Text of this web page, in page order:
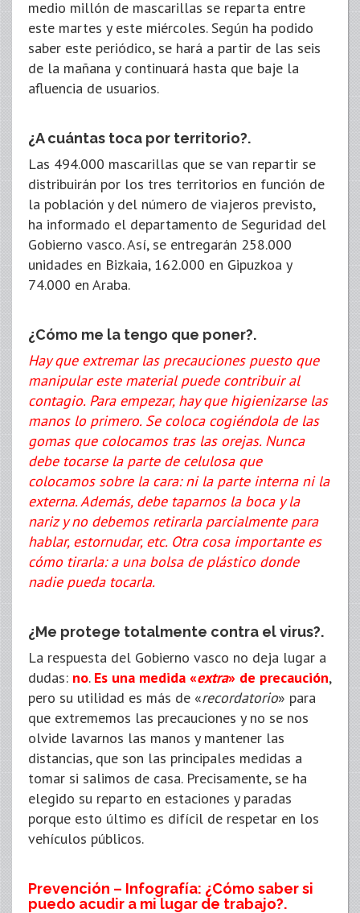
medio millón de mascarillas se reparta entre
este martes y este miércoles. Según ha podido
saber este periódico, se hará a partir de las seis
de la mañana y continuará hasta que baje la
afluencia de usuarios.
¿A cuántas toca por territorio?.
Las 494.000 mascarillas que se van repartir se
distribuirán por los tres territorios en función de
la población y del número de viajeros previsto,
ha informado el departamento de Seguridad del
Gobierno vasco. Así, se entregarán 258.000
unidades en Bizkaia, 162.000 en Gipuzkoa y
74.000 en Araba.
¿Cómo me la tengo que poner?.
Hay que extremar las precauciones puesto que
manipular este material puede contribuir al
contagio. Para empezar, hay que higienizarse las
manos lo primero. Se coloca cogiéndola de las
gomas que colocamos tras las orejas. Nunca
debe tocarse la parte de celulosa que
colocamos sobre la cara: ni la parte interna ni la
externa. Además, debe taparnos la boca y la
nariz y no debemos retirarla parcialmente para
hablar, estornudar, etc. Otra cosa importante es
cómo tirarla: a una bolsa de plástico donde
nadie pueda tocarla.
¿Me protege totalmente contra el virus?.
La respuesta del Gobierno vasco no deja lugar a
dudas: no. Es una medida «extra» de precaución,
pero su utilidad es más de «recordatorio» para
que extrememos las precauciones y no se nos
olvide lavarnos las manos y mantener las
distancias, que son las principales medidas a
tomar si salimos de casa. Precisamente, se ha
elegido su reparto en estaciones y paradas
porque esto último es difícil de respetar en los
vehículos públicos.
Prevención – Infografía: ¿Cómo saber si
puedo acudir a mi lugar de trabajo?.